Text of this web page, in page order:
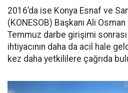
2016’da ise Konya Esnaf ve
(KONESOB) Başkanı Ali
Temmuz darbe girişimi sonrası
ihtiyacının daha da acil hale
kez daha yetkililere çağrıda